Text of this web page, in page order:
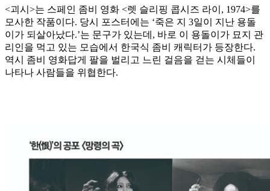
<괴시>는 스페인 좀비 영화 <렛 슬리핑 콥시즈 라이, 1974>를
모사한 작품이다. 당시 포스터에는 ‘죽은 지 3일이 지난 용돌
이가 되살아났다.’는 문구가 있는데, 바로 이 용돌이가 묘지 관
리인을 먹고 있는 모습에서 한국식 좀비 캐릭터가 등장한다.
역시 좀비 영화답게 팔을 벌리고 느린 걸음을 걷는 시체들이
나타나 사람들을 위협한다.